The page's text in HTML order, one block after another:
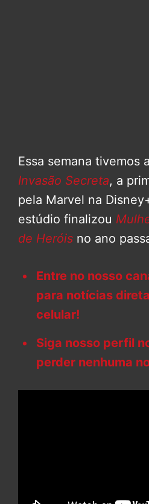
Essa semana tivemos
Invasão Secreta, a
pela Marvel na
estúdio finalizou
de Heróis no ano
Entre no nosso
para notícias
celular!
Siga nosso perfil
perder nenhuma